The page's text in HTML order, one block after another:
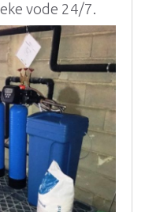
vode 24/7.